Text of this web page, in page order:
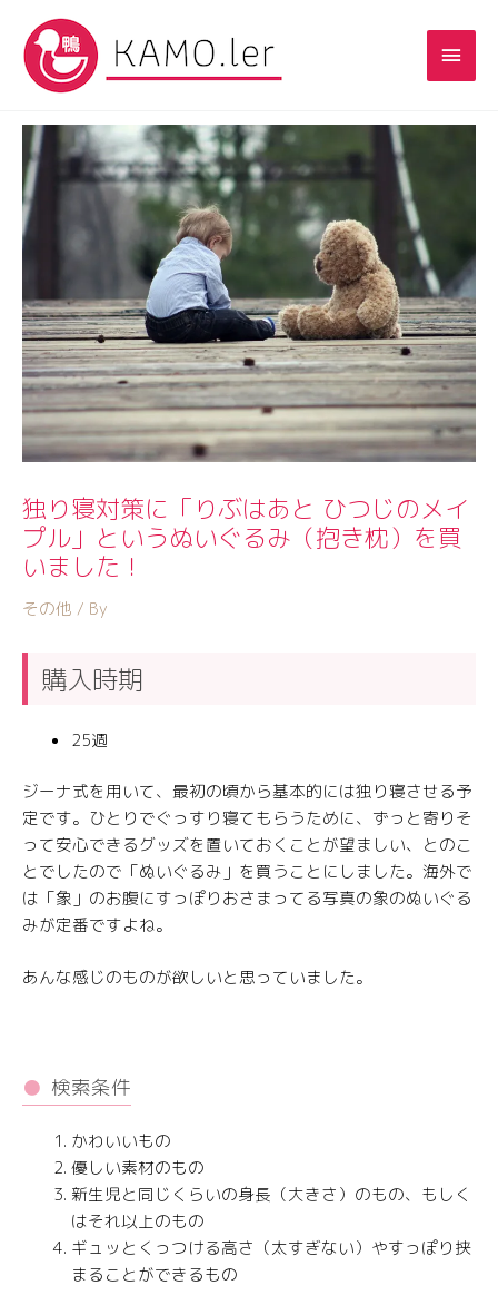
独り寝対策に「りぶはあと ひつじのメイ
プル」というぬいぐるみ（抱き枕）を買
いました！
その他 / By
購入時期
25週
ジーナ式を用いて、最初の頃から基本的には独り寝させる予
定です。ひとりでぐっすり寝てもらうために、ずっと寄りそ
って安心できるグッズを置いておくことが望ましい、とのこ
とでしたので「ぬいぐるみ」を買うことにしました。海外で
は「象」のお腹にすっぽりおさまってる写真の象のぬいぐる
みが定番ですよね。
あんな感じのものが欲しいと思っていました。
検索条件
かわいいもの
優しい素材のもの
新生児と同じくらいの身長（大きさ）のもの、もしく
はそれ以上のもの
ギュッとくっつける高さ（太すぎない）やすっぽり挟
まることができるもの